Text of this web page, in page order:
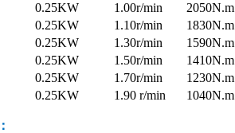
0.25KW 1.00r/min 2050N.m
0.25KW 1.10r/min 1830N.m
0.25KW 1.30r/min 1590N.m
0.25KW 1.50r/min 1410N.m
0.25KW 1.70r/min 1230N.m
0.25KW 1.90 r/min 1040N.m
：